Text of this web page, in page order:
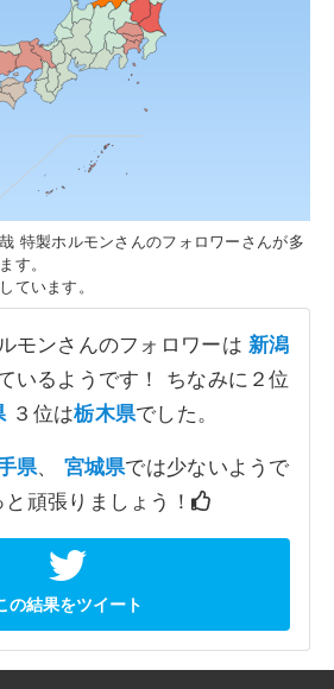
特製ホルモンさんのフォロワーさんが多
す。
ています。
モンさんのフォロワーは新潟
いるようです！ ちなみに２位
３位は栃木県でした。
県、 宮城県では少ないようで
頑張りましょう！
の結果をツイート